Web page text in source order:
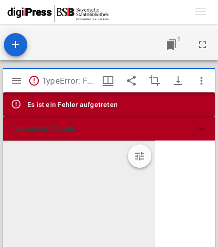
1
Mirador
Viewer
TypeError: Failed to fetch
Es ist ein Fehler aufgetreten
Technische Details